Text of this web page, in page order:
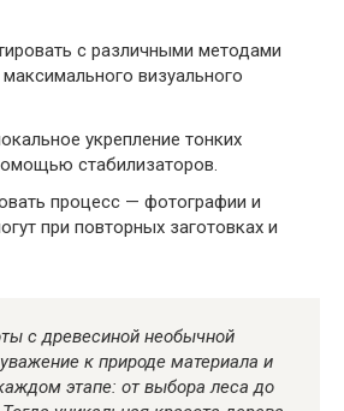
с различными методами
визуального
укрепление тонких
стабилизаторов.
процесс — фотографии и
при повторных заготовках и
с древесиной необычной
к природе материала и
этапе: от выбора леса до